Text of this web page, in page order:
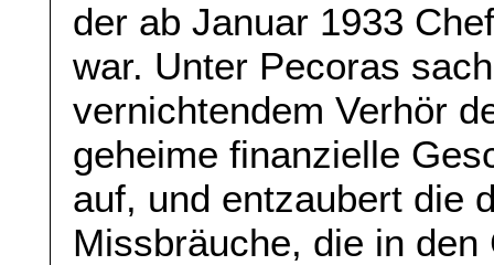
der ab Januar 1933
war. Unter Pecoras
vernichtendem Verhör
geheime finanzielle
auf, und entzaubert die
Missbräuche, die in